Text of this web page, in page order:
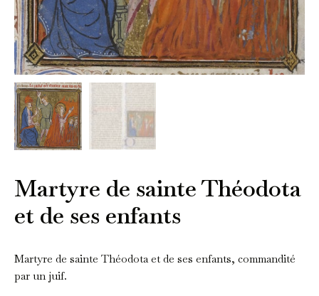
Martyre de sainte Théodota
et de ses enfants
Martyre de sainte Théodota et de ses enfants, commandité
par un juif.